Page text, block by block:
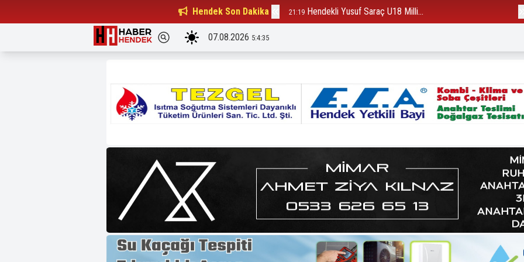
Hendek Son Dakika
Beşiktaşlılar Derneği Başkanı... 21:19 Hendekli Yusuf Saraç U18 Milli...
07.08.2026 5:4:37